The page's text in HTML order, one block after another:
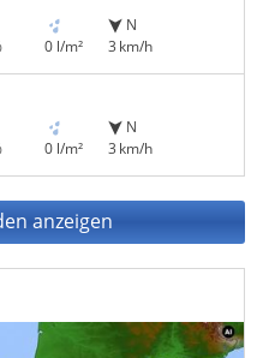
0 l/m²
N
3 km/h
0 l/m²
N
3 km/h
anzeigen